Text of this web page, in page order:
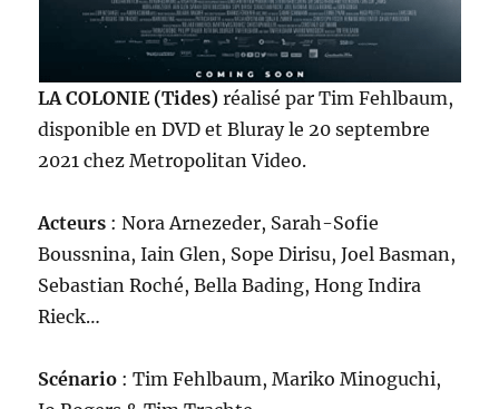
LA COLONIE (Tides)réalisé par Tim Fehlbaum,
disponible en DVD et Bluray le 20 septembre
2021 chez Metropolitan Video.
Acteurs : Nora Arnezeder, Sarah-Sofie
Boussnina, Iain Glen, Sope Dirisu, Joel Basman,
Sebastian Roché, Bella Bading, Hong Indira
Rieck…
Scénario : Tim Fehlbaum, Mariko Minoguchi,